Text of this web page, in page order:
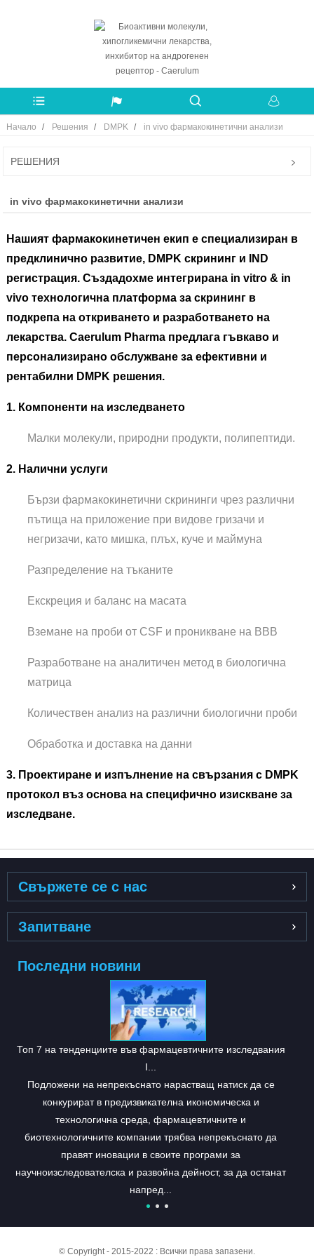
Начало Решения DMPK in vivo фармакокинетични анализи
РЕШЕНИЯ
in vivo фармакокинетични анализи
Нашият фармакокинетичен екип е специализиран в
предклинично развитие, DMPK скрининг и IND
регистрация. Създадохме интегрирана in vitro & in
vivo технологична платформа за скрининг в
подкрепа на откриването и разработването на
лекарства. Caerulum Pharma предлага гъвкаво и
персонализирано обслужване за ефективни и
рентабилни DMPK решения.
1. Компоненти на изследването
Малки молекули, природни продукти, полипептиди.
2. Налични услуги
Бързи фармакокинетични скрининги чрез различни
пътища на приложение при видове гризачи и
негризачи, като мишка, плъх, куче и маймуна
Разпределение на тъканите
Екскреция и баланс на масата
Вземане на проби от CSF и проникване на BBB
Разработване на аналитичен метод в биологична
матрица
Количествен анализ на различни биологични проби
Обработка и доставка на данни
3. Проектиране и изпълнение на свързания с DMPK
протокол въз основа на специфично изискване за
изследване.
Свържете се с нас
Запитване
Последни новини
Топ 7 на тенденциите във фармацевтичните изследвания
I...
Подложени на непрекъснато нарастващ натиск да се
конкурират в предизвикателна икономическа и
технологична среда, фармацевтичните и
биотехнологичните компании трябва непрекъснато да
правят иновации в своите програми за
научноизследователска и развойна дейност, за да останат
напред...
© Copyright - 2015-2022 : Всички права запазени.